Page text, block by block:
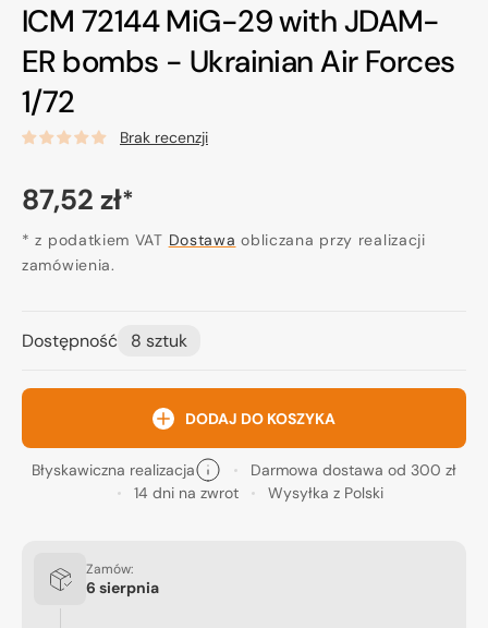
ICM 72144 MiG-29 with JDAM-
ER bombs - Ukrainian Air Forces
1/72
Brak recenzji
Cena
regularna
87,52 zł*
* z podatkiem VAT Dostawa obliczana przy realizacji
zamówienia.
Dostępność 8 sztuk
DODAJ DO KOSZYKA
Błyskawiczna realizacja
Darmowa dostawa od 300 zł
14 dni na zwrot
Wysyłka z Polski
Zamów:
6 sierpnia